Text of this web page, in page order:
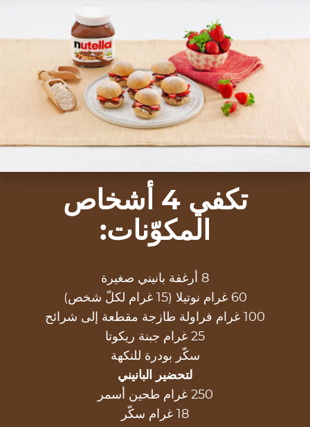
تكفي 4 أشخاص
المكوّنات:
8 أرغفة بانيني صغيرة
60 غرام نوتيلا (15 غرام لكلّ شخص)
100 غرام فراولة طازجة مقطعة إلى شرائح
25 غرام جبنة ريكوتا
سكّر بودرة للنكهة
لتحضير البانيني
250 غرام طحين أسمر
18 غرام سكّر